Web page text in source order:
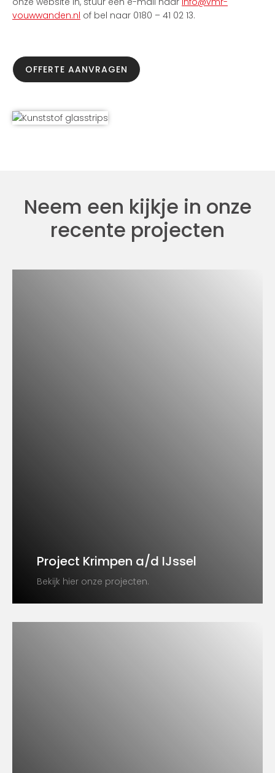
vouwwanden.nl of bel naar 0180 – 41 02 13.
OFFERTE AANVRAGEN
Neem een kijkje in onze
recente projecten
Project Krimpen a/d IJssel
Bekijk hier onze projecten.